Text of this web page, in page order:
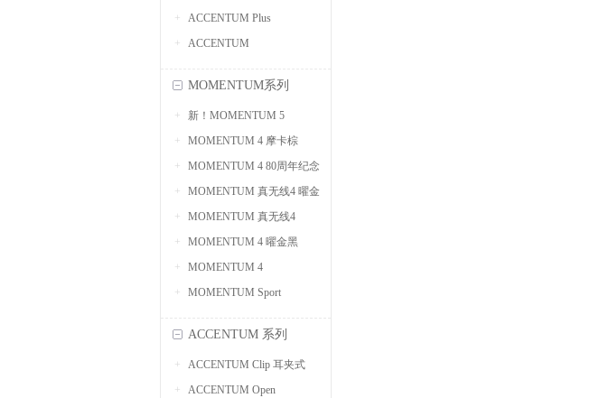
ACCENTUM Plus
ACCENTUM
MOMENTUM系列
新！MOMENTUM 5
MOMENTUM 4 摩卡棕
MOMENTUM 4 80周年纪念
版
MOMENTUM 真无线4 曜金
黑
MOMENTUM 真无线4
MOMENTUM 4 曜金黑
MOMENTUM 4
MOMENTUM Sport
ACCENTUM 系列
ACCENTUM Clip 耳夹式
ACCENTUM Open